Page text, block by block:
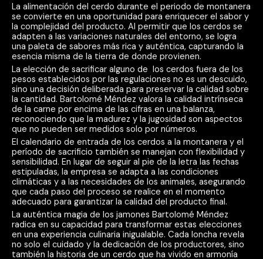
La alimentación del cerdo durante el periodo de montanera
se convierte en una oportunidad para enriquecer el sabor y
la complejidad del producto. Al permitir que los cerdos se
adapten a las variaciones naturales del entorno, se logra
una paleta de sabores más rica y auténtica, capturando la
esencia misma de la tierra de donde provienen.
La elección de sacrificar alguno de los cerdos fuera de los
pesos establecidos por las regulaciones no es un descuido,
sino una decisión deliberada para preservar la calidad sobre
la cantidad. Bartolomé Méndez valora la calidad intrínseca
de la carne por encima de las cifras en una balanza,
reconociendo que la madurez y la jugosidad son aspectos
que no pueden ser medidos solo por números.
El calendario de entrada de los cerdos a la montanera y el
período de sacrificio también se manejan con flexibilidad y
sensibilidad. En lugar de seguir al pie de la letra las fechas
estipuladas, la empresa se adapta a las condiciones
climáticas y a las necesidades de los animales, asegurando
que cada paso del proceso se realice en el momento
adecuado para garantizar la calidad del producto final.
La auténtica magia de los jamones Bartolomé Méndez
radica en su capacidad para transformar estas elecciones
en una experiencia culinaria inigualable. Cada loncha revela
no solo el cuidado y la dedicación de los productores, sino
también la historia de un cerdo que ha vivido en armonía